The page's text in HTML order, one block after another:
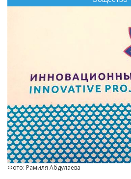
Фото: Рамиля Абдулаева